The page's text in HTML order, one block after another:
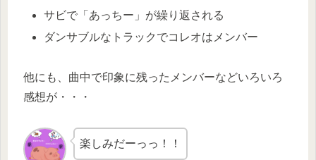
サビで「あっちー」が繰り返される
ダンサブルなトラックでコレオはメンバー
他にも、曲中で印象に残ったメンバーなどいろいろ
感想が・・・
楽しみだーっっ！！